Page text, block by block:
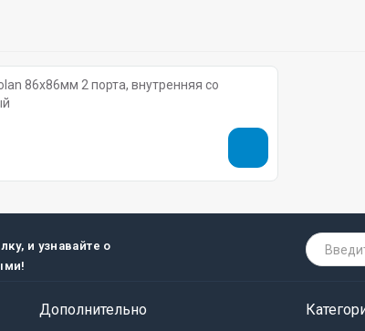
86х86мм 2 порта, внутренняя со
и узнавайте о
Дополнительно